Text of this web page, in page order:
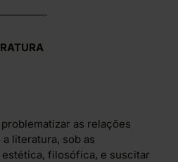
as relações
literatura, sob as
filosófica, e suscitar